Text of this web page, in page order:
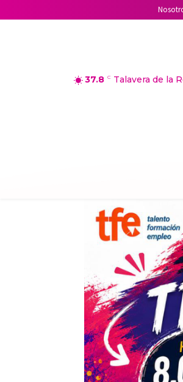
37.8 C Talavera de la